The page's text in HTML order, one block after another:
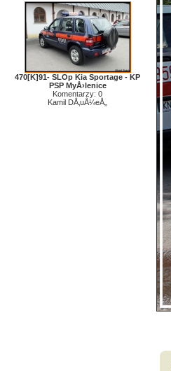
470[K]91- SLOp Kia Sportage - KP
PSP MyÅ›lenice
Komentarzy: 0
Kamil DÅ‚uÅ¼eÅ„